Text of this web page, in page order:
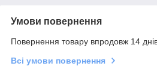
Умови повернення
Повернення товару впродовж 14
Всі умови повернення